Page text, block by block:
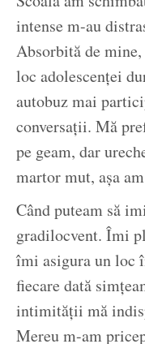
intense m-au
Absorbită de
loc adolescenței
autobuz mai
conversații. Mă
pe geam, dar
martor mut, așa
Când puteam să
gradilocvent. Îmi
îmi asigura un loc
fiecare dată
intimității mă
Mereu m-am